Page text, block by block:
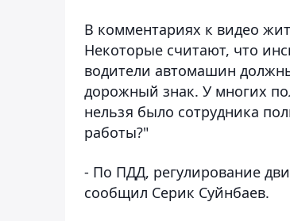
В комментариях к видео
Некоторые считают, что
водители автомашин
дорожный знак. У многих
нельзя было сотрудника
работы?"
- По ПДД, регулирование
сообщил Серик Суйнбаев.